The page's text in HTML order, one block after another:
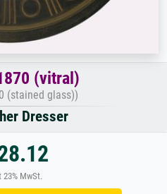
(vitral)
(stained glass))
Dresser
23% MwSt.